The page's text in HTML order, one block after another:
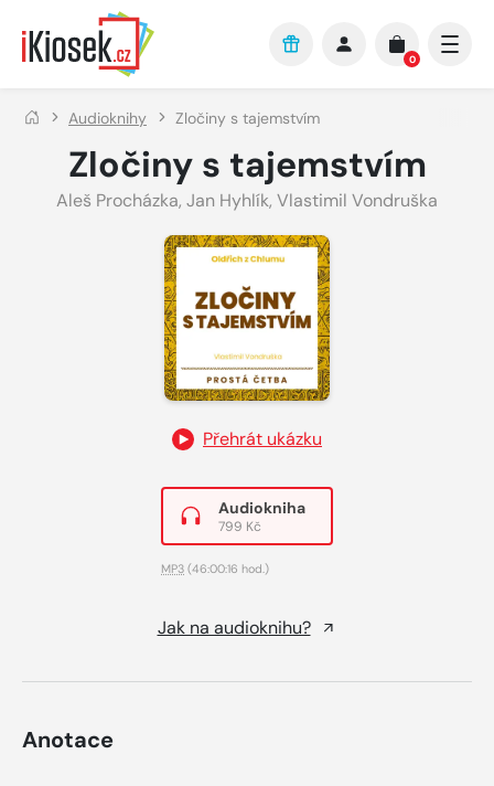
Přejít na hlavní obsah
0
Audioknihy Zločiny s tajemstvím
Zločiny s tajemstvím
Aleš Procházka, Jan Hyhlík, Vlastimil Vondruška
Přehrát ukázku
Audiokniha
799 Kč
MP3 (46:00:16 hod.)
Jak na audioknihu?
Anotace